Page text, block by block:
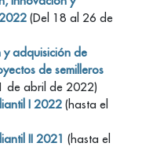
(Del 18 al 26 de
adquisición de
de semilleros
de abril de 2022)
I 2022(hasta el
II 2021 (hasta el